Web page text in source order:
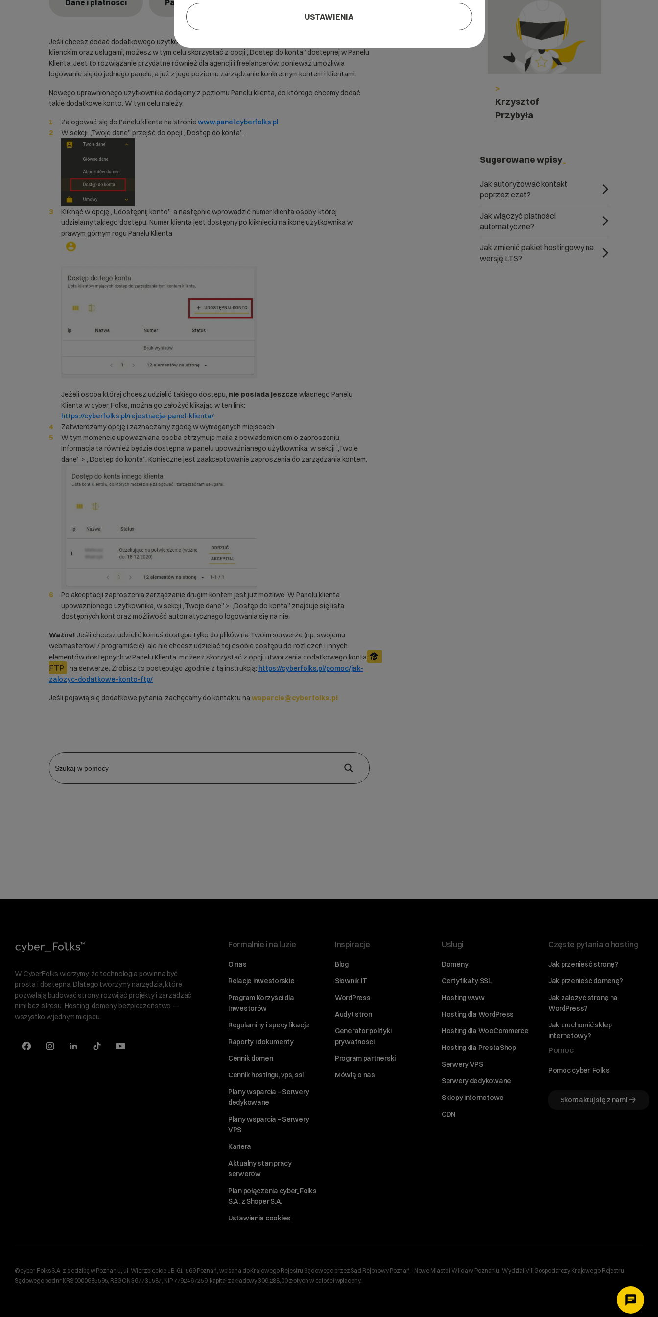
Dane i płatności Panel klienta
Jeśli chcesz dodać dodatkowego użytkownika uprawnionego do zarządzania Twoim kontem
klienckim oraz usługami, możesz w tym celu skorzystać z opcji „Dostęp do konta” dostępnej w Panelu
Klienta. Jest to rozwiązanie przydatne również dla agencji i freelancerów, ponieważ umożliwia
logowanie się do jednego panelu, a już z jego poziomu zarządzanie konkretnym kontem i klientami.
Nowego uprawnionego użytkownika dodajemy z poziomu Panelu klienta, do którego chcemy dodać
takie dodatkowe konto. W tym celu należy:
Zalogować się do Panelu klienta na stronie www.panel.cyberfolks.pl
W sekcji „Twoje dane” przejść do opcji „Dostęp do konta”.
Kliknąć w opcję „Udostępnij konto”, a następnie wprowadzić numer klienta osoby, której
udzielamy takiego dostępu. Numer klienta jest dostępny po kliknięciu na ikonę użytkownika w
prawym górnym rogu Panelu Klienta
Jeżeli osoba której chcesz udzielić takiego dostępu, nie posiada jeszcze własnego Panelu
Klienta w cyber_Folks, można go założyć klikając w ten link:
https://cyberfolks.pl/rejestracja-panel-klienta/
Zatwierdzamy opcję i zaznaczamy zgodę w wymaganych miejscach.
W tym momencie upoważniana osoba otrzymuje maila z powiadomieniem o zaproszeniu.
Informacja ta również będzie dostępna w panelu upoważnianego użytkownika, w sekcji „Twoje
dane” > „Dostęp do konta”. Konieczne jest zaakceptowanie zaproszenia do zarządzania kontem.
Po akceptacji zaproszenia zarządzanie drugim kontem jest już możliwe. W Panelu klienta
upoważnionego użytkownika, w sekcji „Twoje dane” > „Dostęp do konta” znajduje się lista
dostępnych kont oraz możliwość automatycznego logowania się na nie.
Ważne! Jeśli chcesz udzielić komuś dostępu tylko do plików na Twoim serwerze (np. swojemu
webmasterowi / programiście), ale nie chcesz udzielać tej osobie dostępu do rozliczeń i innych
elementów dostępnych w Panelu Klienta, możesz skorzystać z opcji utworzenia dodatkowego konta
FTP na serwerze. Zrobisz to postępując zgodnie z tą instrukcją: https://cyberfolks.pl/pomoc/jak-
zalozyc-dodatkowe-konto-ftp/
Jeśli pojawią się dodatkowe pytania, zachęcamy do kontaktu na wsparcie@cyberfolks.pl
>
Krzysztof
Przybyła
Sugerowane wpisy
Jak autoryzować kontakt
poprzez czat?
Jak włączyć płatności
automatyczne?
Jak zmienić pakiet hostingowy na
wersję LTS?
W CyberFolks wierzymy, że technologia powinna być
prosta i dostępna. Dlatego tworzymy narzędzia, które
pozwalają budować strony, rozwijać projekty i zarządzać
nimi bez stresu. Hosting, domeny, bezpieczeństwo —
wszystko w jednym miejscu.
Formalnie i na luzie
O nas
Relacje inwestorskie
Program Korzyści dla
Inwestorów
Regulaminy i specyfikacje
Raporty i dokumenty
Cennik domen
Cennik hostingu, vps, ssl
Plany wsparcia – Serwery
dedykowane
Plany wsparcia – Serwery
VPS
Kariera
Aktualny stan pracy
serwerów
Plan połączenia cyber_Folks
S.A. z Shoper S.A.
Ustawienia cookies
Inspiracje
Blog
Słownik IT
WordPress
Audyt stron
Generator polityki
prywatności
Program partnerski
Mówią o nas
Usługi
Domeny
Certyfikaty SSL
Hosting www
Hosting dla WordPress
Hosting dla WooCommerce
Hosting dla PrestaShop
Serwery VPS
Serwery dedykowane
Sklepy internetowe
CDN
Częste pytania o hosting
Jak przenieść stronę?
Jak przenieść domenę?
Jak założyć stronę na
WordPress?
Jak uruchomić sklep
internetowy?
Pomoc
Pomoc cyber_Folks
Skontaktuj się z nami
©cyber_Folks S.A. z siedzibą w Poznaniu, ul. Wierzbięcice 1B, 61-569 Poznań, wpisana do Krajowego Rejestru Sądowego przez Sąd Rejonowy Poznań - Nowe Miasto i Wilda w Poznaniu, Wydział VIII Gospodarczy Krajowego Rejestru
Sądowego pod nr KRS 0000685595, REGON 367731587, NIP 7792467259, kapitał zakładowy 306.288,00 złotych w całości wpłacony.
USTAWIENIA